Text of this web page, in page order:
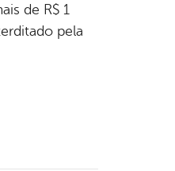
de R$ 1
pela